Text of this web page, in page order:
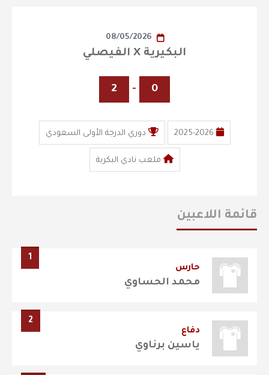
08/05/2026
البكيرية X الفيصلي
0
-
2
2025-2026 دوري الدرجة الأولى السعودي
ملعب نادي البكرية
قائمة اللاعبين
1
حارس
محمد الحساوي
2
دفاع
ياسين برناوي